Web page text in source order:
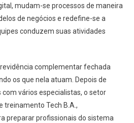
mudam-se processos de maneira
de negócios e redefine-se a
conduzem suas atividades
complementar fechada
os que nela atuam. Depois de
vários especialistas, o setor
treinamento Tech B.A.,
preparar profissionais do sistema